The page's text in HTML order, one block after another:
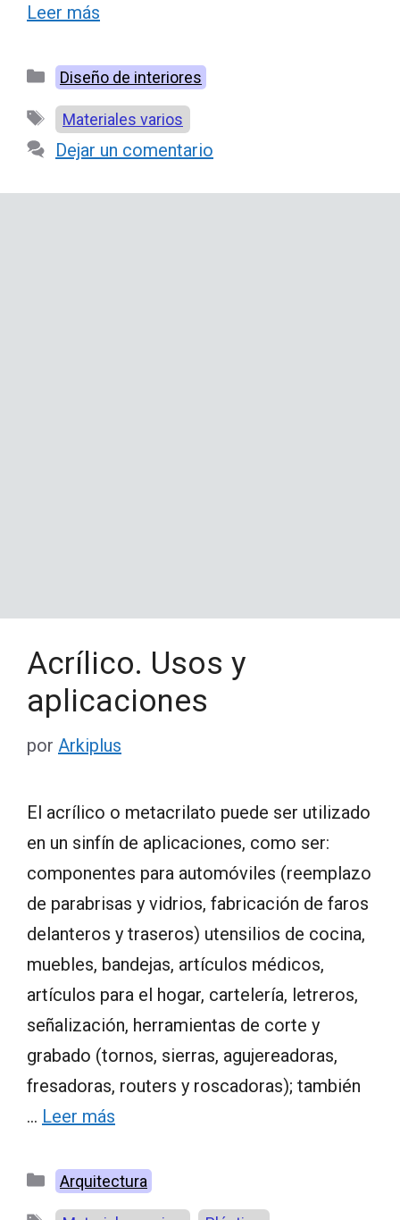
Leer más
Categorías
Diseño de interiores
Etiquetas
Materiales varios
Dejar un comentario
Acrílico. Usos y
aplicaciones
por Arkiplus
El acrílico o metacrilato puede ser utilizado
en un sinfín de aplicaciones, como ser:
componentes para automóviles (reemplazo
de parabrisas y vidrios, fabricación de faros
delanteros y traseros) utensilios de cocina,
muebles, bandejas, artículos médicos,
artículos para el hogar, cartelería, letreros,
señalización, herramientas de corte y
grabado (tornos, sierras, agujereadoras,
fresadoras, routers y roscadoras); también
… Leer más
Categorías
Arquitectura